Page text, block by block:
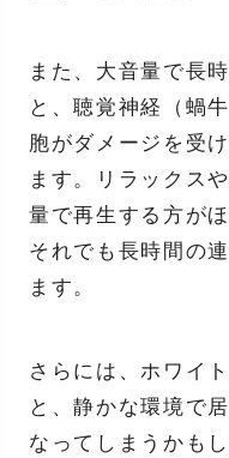
また、大音量で長
と、聴覚神経（蝸
胞がダメージを受
ます。リラックス
量で再生する方が
それでも長時間の
ます。
さらには、ホワイ
と、静かな環境で
なってしまうかも